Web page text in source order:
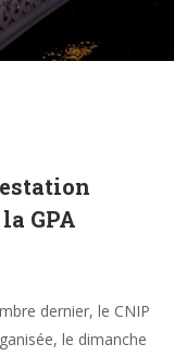
GPA
dernier, le CNIP
le dimanche